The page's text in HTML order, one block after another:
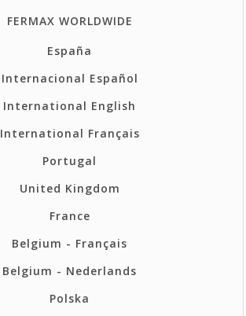
FERMAX WORLDWIDE
España
Internacional Español
International English
International Français
Portugal
United Kingdom
France
Belgium - Français
Belgium - Nederlands
Polska